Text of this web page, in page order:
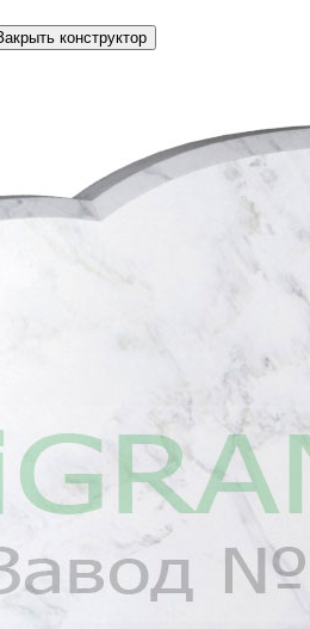
конструктор